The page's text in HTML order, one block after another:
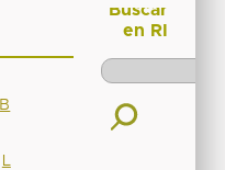
B
Buscar
en RI